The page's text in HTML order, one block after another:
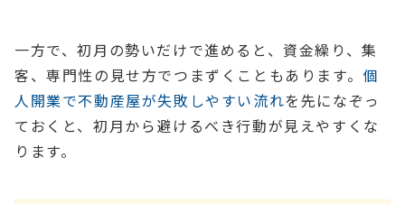
一方で、初月の勢いだけで進めると、資金繰り、集
客、専門性の見せ方でつまずくこともあります。 個
人開業で不動産屋が失敗しやすい流れを先になぞっ
ておくと、初月から避けるべき行動が見えやすくな
ります。